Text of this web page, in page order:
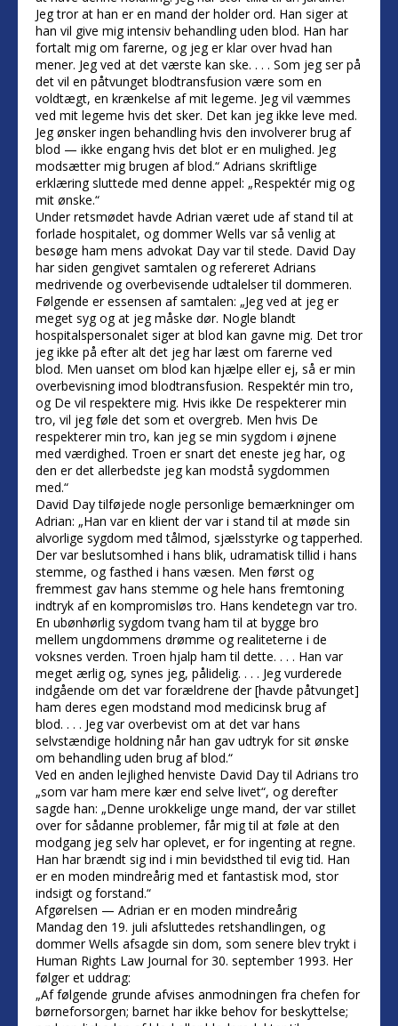
Jeg tror at han er en mand der holder ord. Han siger at
han vil give mig intensiv behandling uden blod. Han har
fortalt mig om farerne, og jeg er klar over hvad han
mener. Jeg ved at det værste kan ske. . . . Som jeg ser på
det vil en påtvunget blodtransfusion være som en
voldtægt, en krænkelse af mit legeme. Jeg vil væmmes
ved mit legeme hvis det sker. Det kan jeg ikke leve med.
Jeg ønsker ingen behandling hvis den involverer brug af
blod — ikke engang hvis det blot er en mulighed. Jeg
modsætter mig brugen af blod.“ Adrians skriftlige
erklæring sluttede med denne appel: „Respektér mig og
mit ønske.“
Under retsmødet havde Adrian været ude af stand til at
forlade hospitalet, og dommer Wells var så venlig at
besøge ham mens advokat Day var til stede. David Day
har siden gengivet samtalen og refereret Adrians
medrivende og overbevisende udtalelser til dommeren.
Følgende er essensen af samtalen: „Jeg ved at jeg er
meget syg og at jeg måske dør. Nogle blandt
hospitalspersonalet siger at blod kan gavne mig. Det tror
jeg ikke på efter alt det jeg har læst om farerne ved
blod. Men uanset om blod kan hjælpe eller ej, så er min
overbevisning imod blodtransfusion. Respektér min tro,
og De vil respektere mig. Hvis ikke De respekterer min
tro, vil jeg føle det som et overgreb. Men hvis De
respekterer min tro, kan jeg se min sygdom i øjnene
med værdighed. Troen er snart det eneste jeg har, og
den er det allerbedste jeg kan modstå sygdommen
med.“
David Day tilføjede nogle personlige bemærkninger om
Adrian: „Han var en klient der var i stand til at møde sin
alvorlige sygdom med tålmod, sjælsstyrke og tapperhed.
Der var beslutsomhed i hans blik, udramatisk tillid i hans
stemme, og fasthed i hans væsen. Men først og
fremmest gav hans stemme og hele hans fremtoning
indtryk af en kompromisløs tro. Hans kendetegn var tro.
En ubønhørlig sygdom tvang ham til at bygge bro
mellem ungdommens drømme og realiteterne i de
voksnes verden. Troen hjalp ham til dette. . . . Han var
meget ærlig og, synes jeg, pålidelig. . . . Jeg vurderede
indgående om det var forældrene der [havde påtvunget]
ham deres egen modstand mod medicinsk brug af
blod. . . . Jeg var overbevist om at det var hans
selvstændige holdning når han gav udtryk for sit ønske
om behandling uden brug af blod.“
Ved en anden lejlighed henviste David Day til Adrians tro
„som var ham mere kær end selve livet“, og derefter
sagde han: „Denne urokkelige unge mand, der var stillet
over for sådanne problemer, får mig til at føle at den
modgang jeg selv har oplevet, er for ingenting at regne.
Han har brændt sig ind i min bevidsthed til evig tid. Han
er en moden mindreårig med et fantastisk mod, stor
indsigt og forstand.“
Afgørelsen — Adrian er en moden mindreårig
Mandag den 19. juli afsluttedes retshandlingen, og
dommer Wells afsagde sin dom, som senere blev trykt i
Human Rights Law Journal for 30. september 1993. Her
følger et uddrag:
„Af følgende grunde afvises anmodningen fra chefen for
børneforsorgen; barnet har ikke behov for beskyttelse;